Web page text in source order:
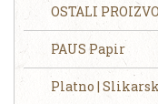
OSTALI
PAUS Papir
Platno |